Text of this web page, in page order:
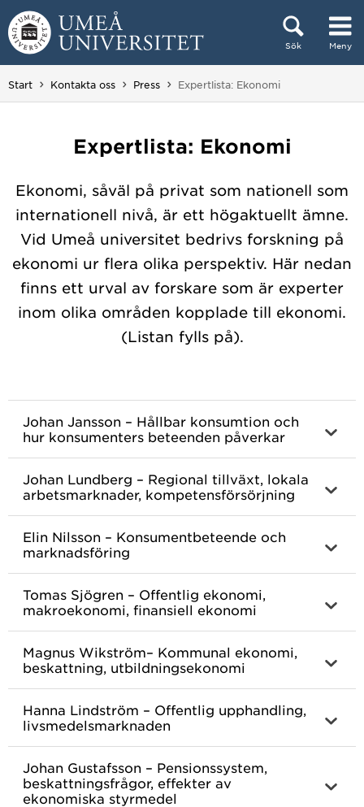
Hoppa direkt till innehållet
Sök Meny
Huvudmenyn dold.
Start Kontakta oss Press Du är här:
Expertlista: Ekonomi
Expertlista: Ekonomi
Ekonomi, såväl på privat som nationell som
internationell nivå, är ett högaktuellt ämne.
Vid Umeå universitet bedrivs forskning på
ekonomi ur flera olika perspektiv. Här nedan
finns ett urval av forskare som är experter
inom olika områden kopplade till ekonomi.
(Listan fylls på).
Johan Jansson – Hållbar konsumtion och
hur konsumenters beteenden påverkar
Johan Lundberg – Regional tillväxt, lokala
arbetsmarknader, kompetensförsörjning
Elin Nilsson – Konsumentbeteende och
marknadsföring
Tomas Sjögren – Offentlig ekonomi,
makroekonomi, finansiell ekonomi
Magnus Wikström– Kommunal ekonomi,
beskattning, utbildningsekonomi
Hanna Lindström – Offentlig upphandling,
livsmedelsmarknaden
Johan Gustafsson – Pensionssystem,
beskattningsfrågor, effekter av
ekonomiska styrmedel